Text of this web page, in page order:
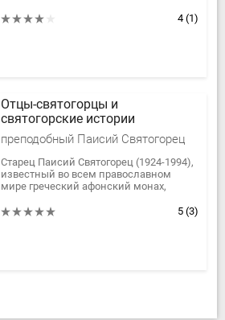
чрезвычайно важный период для...
4 (1)
Отцы-святогорцы и
святогорские истории
преподобный Паисий Святогорец
Старец Паисий Святогорец (1924-1994),
известный во всем православном
мире греческий афонский монах,
авторитетнейший духовный наставник
5 (3)